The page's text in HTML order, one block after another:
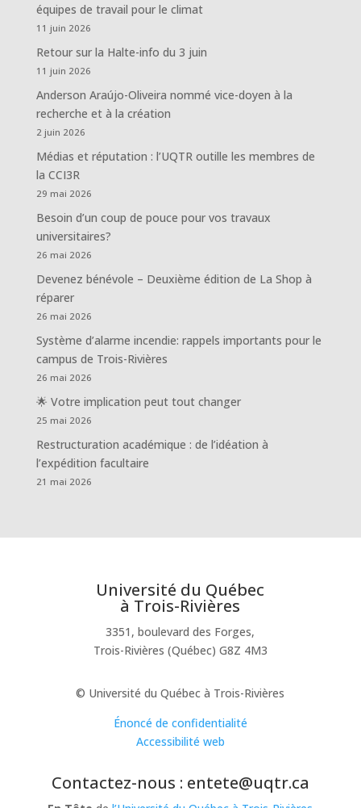
équipes de travail pour le climat
11 juin 2026
Retour sur la Halte-info du 3 juin
11 juin 2026
Anderson Araújo-Oliveira nommé vice-doyen à la
recherche et à la création
2 juin 2026
Médias et réputation : l’UQTR outille les membres de
la CCI3R
29 mai 2026
Besoin d’un coup de pouce pour vos travaux
universitaires?
26 mai 2026
Devenez bénévole – Deuxième édition de La Shop à
réparer
26 mai 2026
Système d’alarme incendie: rappels importants pour le
campus de Trois-Rivières
26 mai 2026
🌟 Votre implication peut tout changer
25 mai 2026
Restructuration académique : de l’idéation à
l’expédition facultaire
21 mai 2026
Université du Québec
à Trois-Rivières
3351, boulevard des Forges,
Trois-Rivières (Québec) G8Z 4M3
© Université du Québec à Trois-Rivières
Énoncé de confidentialité
Accessibilité web
Contactez-nous : entete@uqtr.ca